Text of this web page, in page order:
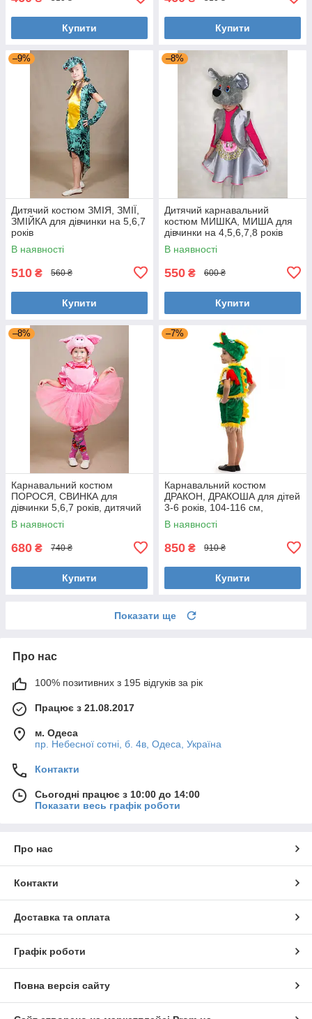
Купити Купити
–9%
Дитячий костюм ЗМІЯ, ЗМІЇ,
ЗМІЙКА для дівчинки на 5,6,7
років
В наявності
510 ₴ 560 ₴
Купити
–8%
Дитячий карнавальний
костюм МИШКА, МИША для
дівчинки на 4,5,6,7,8 років
новорічний маскарадний
костюм МИШКИ 324
В наявності
550 ₴ 600 ₴
Купити
–8%
Карнавальний костюм
ПОРОСЯ, СВИНКА для
дівчинки 5,6,7 років, дитячий
новорічний костюм ХРЮШКА,
ХРЮША 324
В наявності
680 ₴ 740 ₴
Купити
–7%
Карнавальний костюм
ДРАКОН, ДРАКОША для дітей
3-6 років, 104-116 см,
дитячий маскарадний костюм
Дракончик
В наявності
850 ₴ 910 ₴
Купити
Показати ще
Про нас
100% позитивних з 195 відгуків за рік
Працює з 21.08.2017
м. Одеса
пр. Небесної сотні, б. 4в, Одеса, Україна
Контакти
Сьогодні працює з 10:00 до 14:00
Показати весь графік роботи
Про нас
Контакти
Доставка та оплата
Графік роботи
Повна версія сайту